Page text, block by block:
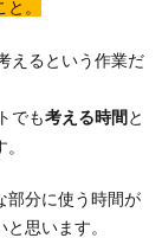
。
えるという作業だ
でも考える時間 と
部分に使う時間が
思います。